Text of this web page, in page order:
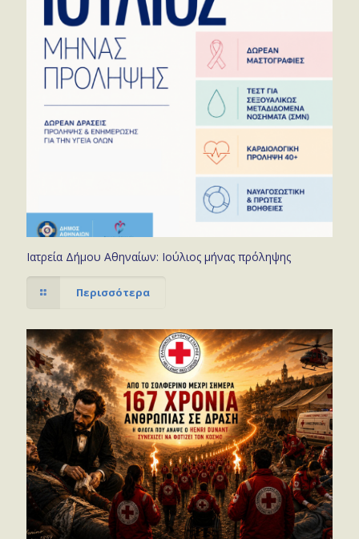
Ιατρεία Δήμου Αθηναίων: Ιούλιος μήνας πρόληψης
Περισσότερα